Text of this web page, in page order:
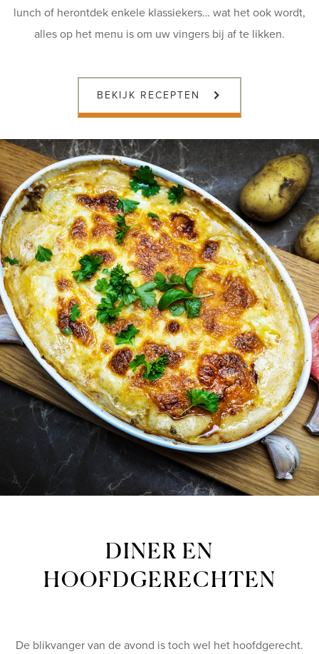
lunch of herontdek enkele klassiekers… wat het ook wordt,
alles op het menu is om uw vingers bij af te likken.
BEKIJK RECEPTEN
DINER EN
HOOFDGERECHTEN
De blikvanger van de avond is toch wel het hoofdgerecht.